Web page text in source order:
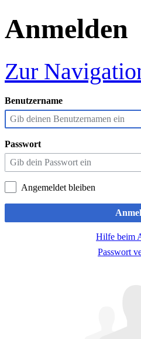
Anmelden
Zur
Benutzername
Passwort
Angemeldet bleiben
Hilfe beim
Passwort